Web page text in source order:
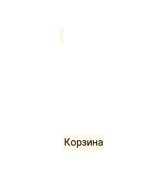
Корзина